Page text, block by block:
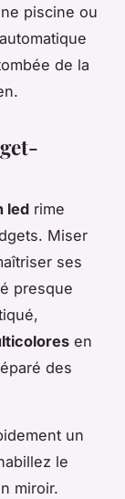
piscine ou
de la
led rime
Miser
ses
presque
en
des
un
le
miroir.